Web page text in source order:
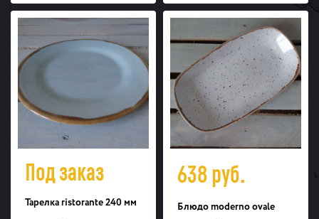
Под заказ
Тарелка ristorante 240 мм
638руб.
Блюдо moderno ovale